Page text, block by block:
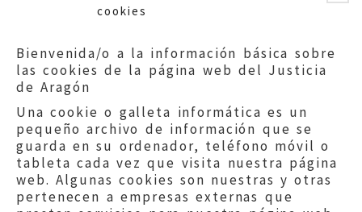
cookies
Bienvenida/o a la información básica sobre
las cookies de la página web del Justicia
de Aragón
Una cookie o galleta informática es un
pequeño archivo de información que se
guarda en su ordenador, teléfono móvil o
tableta cada vez que visita nuestra página
web. Algunas cookies son nuestras y otras
pertenecen a empresas externas que